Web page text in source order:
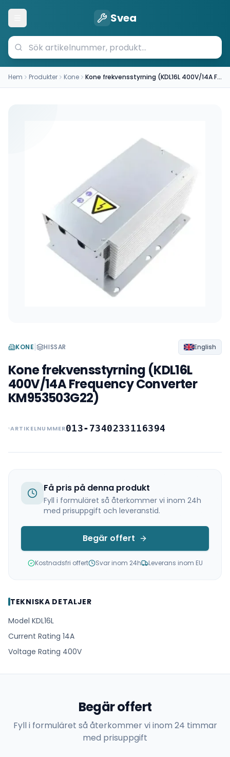
Öppna meny Svea
Hem Produkter Kone Kone frekvensstyrning (KDL16L 400V/14A Frequency Converter KM953503G22)
KONE| HISSAR English
Kone frekvensstyrning (KDL16L
400V/14A Frequency Converter
KM953503G22)
ARTIKELNUMMER013-7340233116394
Få pris på denna produkt
Fyll i formuläret så återkommer vi inom 24h
med prisuppgift och leveranstid.
Begär offert
Kostnadsfri offert Svar inom 24h Leverans inom EU
TEKNISKA DETALJER
Model KDL16L
Current Rating 14A
Voltage Rating 400V
Begär offert
Fyll i formuläret så återkommer vi inom 24 timmar
med prisuppgift